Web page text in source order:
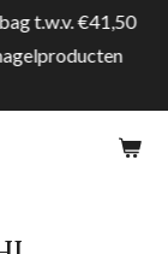
t.w.v. €41,50